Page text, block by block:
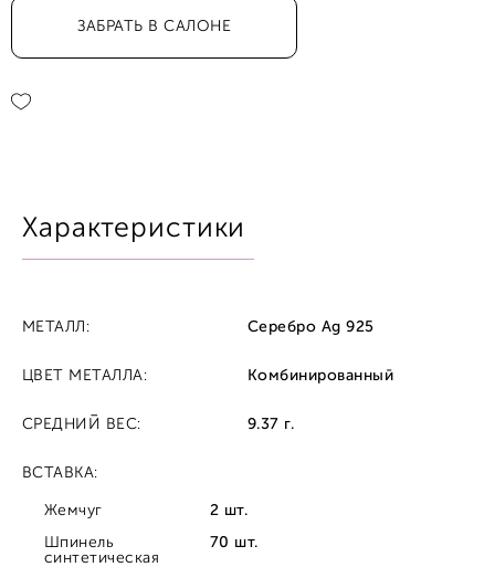
ЗАБРАТЬ В САЛОНЕ
Характеристики
МЕТАЛЛ: Серебро Ag 925
ЦВЕТ МЕТАЛЛА: Комбинированный
СРЕДНИЙ ВЕС: 9.37 г.
ВСТАВКА:
Жемчуг
2 шт.
Шпинель
синтетическая
70 шт.